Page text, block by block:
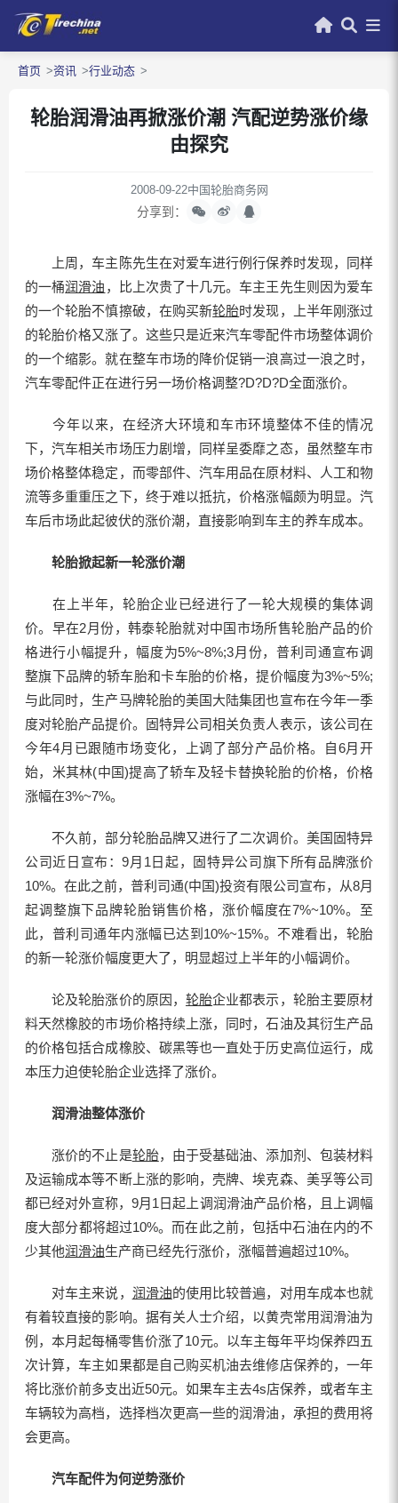
首页 资讯 行业动态
轮胎润滑油再掀涨价潮 汽配逆势涨价缘
由探究
2008-09-22中国轮胎商务网
分享到：
上周，车主陈先生在对爱车进行例行保养时发现，同样
的一桶润滑油 ，比上次贵了十几元。车主王先生则因为爱车
的一个轮胎不慎擦破，在购买新轮胎时发现，上半年刚涨过
的轮胎价格又涨了。这些只是近来汽车零配件市场整体调价
的一个缩影。就在整车市场的降价促销一浪高过一浪之时，
汽车零配件正在进行另一场价格调整?D?D?D全面涨价。
今年以来，在经济大环境和车市环境整体不佳的情况
下，汽车相关市场压力剧增，同样呈委靡之态，虽然整车市
场价格整体稳定，而零部件、汽车用品在原材料、人工和物
流等多重重压之下，终于难以抵抗，价格涨幅颇为明显。汽
车后市场此起彼伏的涨价潮，直接影响到车主的养车成本。
轮胎掀起新一轮涨价潮
在上半年，轮胎企业已经进行了一轮大规模的集体调
价。早在2月份，韩泰轮胎就对中国市场所售轮胎产品的价
格进行小幅提升，幅度为5%~8%;3月份，普利司通宣布调
整旗下品牌的轿车胎和卡车胎的价格，提价幅度为3%~5%;
与此同时，生产马牌轮胎的美国大陆集团也宣布在今年一季
度对轮胎产品提价。固特异公司相关负责人表示，该公司在
今年4月已跟随市场变化，上调了部分产品价格。自6月开
始，米其林(中国)提高了轿车及轻卡替换轮胎的价格，价格
涨幅在3%~7%。
不久前，部分轮胎品牌又进行了二次调价。美国固特异
公司近日宣布：9月1日起，固特异公司旗下所有品牌涨价
10%。在此之前，普利司通(中国)投资有限公司宣布，从8月
起调整旗下品牌轮胎销售价格，涨价幅度在7%~10%。至
此，普利司通年内涨幅已达到10%~15%。不难看出，轮胎
的新一轮涨价幅度更大了，明显超过上半年的小幅调价。
论及轮胎涨价的原因， 轮胎企业都表示，轮胎主要原材
料天然橡胶的市场价格持续上涨，同时，石油及其衍生产品
的价格包括合成橡胶、碳黑等也一直处于历史高位运行，成
本压力迫使轮胎企业选择了涨价。
润滑油整体涨价
涨价的不止是轮胎，由于受基础油、添加剂、包装材料
及运输成本等不断上涨的影响，壳牌、埃克森、美孚等公司
都已经对外宣称，9月1日起上调润滑油产品价格，且上调幅
度大部分都将超过10%。而在此之前，包括中石油在内的不
少其他润滑油生产商已经先行涨价，涨幅普遍超过10%。
对车主来说， 润滑油的使用比较普遍，对用车成本也就
有着较直接的影响。据有关人士介绍，以黄壳常用润滑油为
例，本月起每桶零售价涨了10元。以车主每年平均保养四五
次计算，车主如果都是自己购买机油去维修店保养的，一年
将比涨价前多支出近50元。如果车主去4s店保养，或者车主
车辆较为高档，选择档次更高一些的润滑油，承担的费用将
会更高。
汽车配件为何逆势涨价